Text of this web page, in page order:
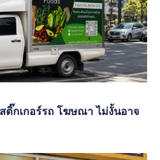
ติ๊กเกอร์รถ โฆษณา ไม่งั้นอาจ